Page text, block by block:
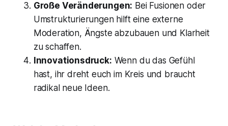
Große Veränderungen: Bei Fusionen oder
Umstrukturierungen hilft eine externe
Moderation, Ängste abzubauen und Klarheit
zu schaffen.
Innovationsdruck: Wenn du das Gefühl
hast, ihr dreht euch im Kreis und braucht
radikal neue Ideen.